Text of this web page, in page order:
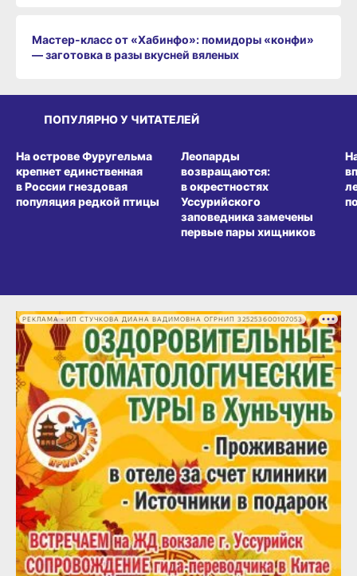
Мастер-класс от «Хабинфо»: помидоры «конфи»
— заготовка в разы вкусней вяленых
ПОПУЛЯРНО У ЧИТАТЕЛЕЙ
На острове Фуругельма
крепнет единственная
в России гнездовая
популяция редкой птицы
Леопарды
возвращаются:
в окрестностях
Уссурийского
заповедника замечены
первые пары хищников
РЕКЛАМА • ИП СТУЧКОВА ДИАНА ВАДИМОВНА ОГРНИП 325253600107053